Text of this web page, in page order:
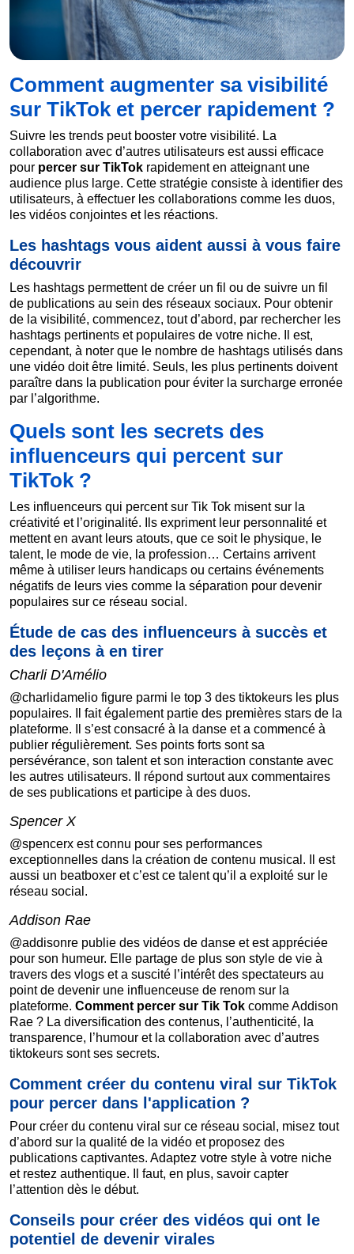
Comment augmenter sa visibilité
sur TikTok et percer rapidement ?
Suivre les trends peut booster votre visibilité. La
collaboration avec d’autres utilisateurs est aussi efficace
pour percer sur TikTok rapidement en atteignant une
audience plus large. Cette stratégie consiste à identifier des
utilisateurs, à effectuer les collaborations comme les duos,
les vidéos conjointes et les réactions.
Les hashtags vous aident aussi à vous faire
découvrir
Les hashtags permettent de créer un fil ou de suivre un fil
de publications au sein des réseaux sociaux. Pour obtenir
de la visibilité, commencez, tout d’abord, par rechercher les
hashtags pertinents et populaires de votre niche. Il est,
cependant, à noter que le nombre de hashtags utilisés dans
une vidéo doit être limité. Seuls, les plus pertinents doivent
paraître dans la publication pour éviter la surcharge erronée
par l’algorithme.
Quels sont les secrets des
influenceurs qui percent sur
TikTok ?
Les influenceurs qui percent sur Tik Tok misent sur la
créativité et l’originalité. Ils expriment leur personnalité et
mettent en avant leurs atouts, que ce soit le physique, le
talent, le mode de vie, la profession… Certains arrivent
même à utiliser leurs handicaps ou certains événements
négatifs de leurs vies comme la séparation pour devenir
populaires sur ce réseau social.
Étude de cas des influenceurs à succès et
des leçons à en tirer
Charli D'Amélio
@charlidamelio figure parmi le top 3 des tiktokeurs les plus
populaires. Il fait également partie des premières stars de la
plateforme. Il s’est consacré à la danse et a commencé à
publier régulièrement. Ses points forts sont sa
persévérance, son talent et son interaction constante avec
les autres utilisateurs. Il répond surtout aux commentaires
de ses publications et participe à des duos.
Spencer X
@spencerx est connu pour ses performances
exceptionnelles dans la création de contenu musical. Il est
aussi un beatboxer et c’est ce talent qu’il a exploité sur le
réseau social.
Addison Rae
@addisonre publie des vidéos de danse et est appréciée
pour son humeur. Elle partage de plus son style de vie à
travers des vlogs et a suscité l’intérêt des spectateurs au
point de devenir une influenceuse de renom sur la
plateforme. Comment percer sur Tik Tok comme Addison
Rae ? La diversification des contenus, l’authenticité, la
transparence, l’humour et la collaboration avec d’autres
tiktokeurs sont ses secrets.
Comment créer du contenu viral sur TikTok
pour percer dans l'application ?
Pour créer du contenu viral sur ce réseau social, misez tout
d’abord sur la qualité de la vidéo et proposez des
publications captivantes. Adaptez votre style à votre niche
et restez authentique. Il faut, en plus, savoir capter
l’attention dès le début.
Conseils pour créer des vidéos qui ont le
potentiel de devenir virales